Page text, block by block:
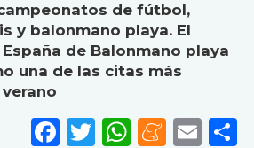
de fútbol,
y balonmano playa. El
de Balonmano playa
una de las citas más
Facebook
Twitter